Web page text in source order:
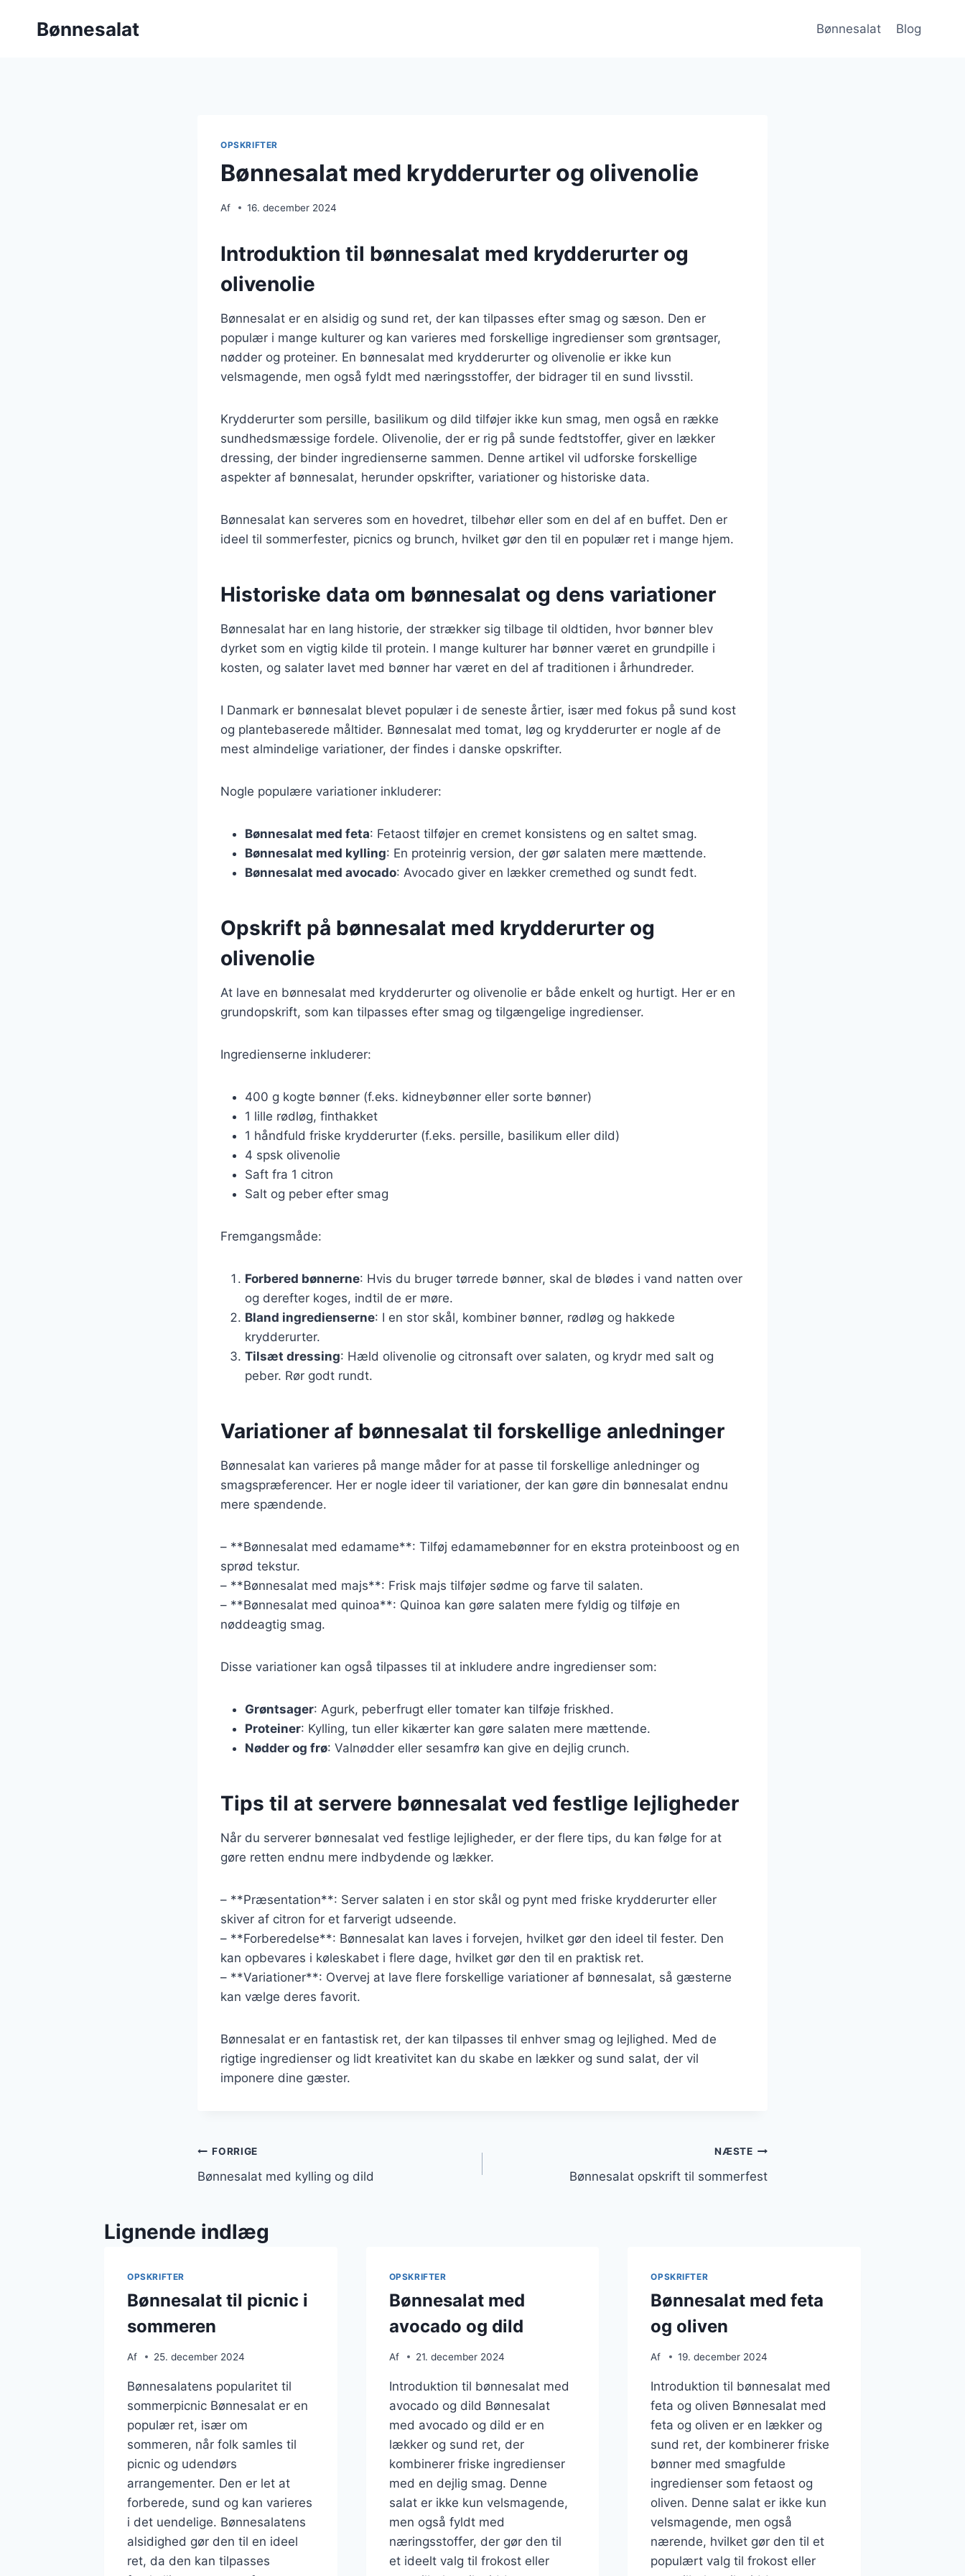
Bønnesalat Bønnesalat Blog
OPSKRIFTER
Bønnesalat med krydderurter og olivenolie
Af 16. december 2024
Introduktion til bønnesalat med krydderurter og
olivenolie
Bønnesalat er en alsidig og sund ret, der kan tilpasses efter smag og sæson. Den er
populær i mange kulturer og kan varieres med forskellige ingredienser som grøntsager,
nødder og proteiner. En bønnesalat med krydderurter og olivenolie er ikke kun
velsmagende, men også fyldt med næringsstoffer, der bidrager til en sund livsstil.
Krydderurter som persille, basilikum og dild tilføjer ikke kun smag, men også en række
sundhedsmæssige fordele. Olivenolie, der er rig på sunde fedtstoffer, giver en lækker
dressing, der binder ingredienserne sammen. Denne artikel vil udforske forskellige
aspekter af bønnesalat, herunder opskrifter, variationer og historiske data.
Bønnesalat kan serveres som en hovedret, tilbehør eller som en del af en buffet. Den er
ideel til sommerfester, picnics og brunch, hvilket gør den til en populær ret i mange hjem.
Historiske data om bønnesalat og dens variationer
Bønnesalat har en lang historie, der strækker sig tilbage til oldtiden, hvor bønner blev
dyrket som en vigtig kilde til protein. I mange kulturer har bønner været en grundpille i
kosten, og salater lavet med bønner har været en del af traditionen i århundreder.
I Danmark er bønnesalat blevet populær i de seneste årtier, især med fokus på sund kost
og plantebaserede måltider. Bønnesalat med tomat, løg og krydderurter er nogle af de
mest almindelige variationer, der findes i danske opskrifter.
Nogle populære variationer inkluderer:
Bønnesalat med feta: Fetaost tilføjer en cremet konsistens og en saltet smag.
Bønnesalat med kylling: En proteinrig version, der gør salaten mere mættende.
Bønnesalat med avocado: Avocado giver en lækker cremethed og sundt fedt.
Opskrift på bønnesalat med krydderurter og
olivenolie
At lave en bønnesalat med krydderurter og olivenolie er både enkelt og hurtigt. Her er en
grundopskrift, som kan tilpasses efter smag og tilgængelige ingredienser.
Ingredienserne inkluderer:
400 g kogte bønner (f.eks. kidneybønner eller sorte bønner)
1 lille rødløg, finthakket
1 håndfuld friske krydderurter (f.eks. persille, basilikum eller dild)
4 spsk olivenolie
Saft fra 1 citron
Salt og peber efter smag
Fremgangsmåde:
Forbered bønnerne: Hvis du bruger tørrede bønner, skal de blødes i vand natten over
og derefter koges, indtil de er møre.
Bland ingredienserne: I en stor skål, kombiner bønner, rødløg og hakkede
krydderurter.
Tilsæt dressing: Hæld olivenolie og citronsaft over salaten, og krydr med salt og
peber. Rør godt rundt.
Variationer af bønnesalat til forskellige anledninger
Bønnesalat kan varieres på mange måder for at passe til forskellige anledninger og
smagspræferencer. Her er nogle ideer til variationer, der kan gøre din bønnesalat endnu
mere spændende.
– **Bønnesalat med edamame**: Tilføj edamamebønner for en ekstra proteinboost og en
sprød tekstur.
– **Bønnesalat med majs**: Frisk majs tilføjer sødme og farve til salaten.
– **Bønnesalat med quinoa**: Quinoa kan gøre salaten mere fyldig og tilføje en
nøddeagtig smag.
Disse variationer kan også tilpasses til at inkludere andre ingredienser som:
Grøntsager: Agurk, peberfrugt eller tomater kan tilføje friskhed.
Proteiner: Kylling, tun eller kikærter kan gøre salaten mere mættende.
Nødder og frø: Valnødder eller sesamfrø kan give en dejlig crunch.
Tips til at servere bønnesalat ved festlige lejligheder
Når du serverer bønnesalat ved festlige lejligheder, er der flere tips, du kan følge for at
gøre retten endnu mere indbydende og lækker.
– **Præsentation**: Server salaten i en stor skål og pynt med friske krydderurter eller
skiver af citron for et farverigt udseende.
– **Forberedelse**: Bønnesalat kan laves i forvejen, hvilket gør den ideel til fester. Den
kan opbevares i køleskabet i flere dage, hvilket gør den til en praktisk ret.
– **Variationer**: Overvej at lave flere forskellige variationer af bønnesalat, så gæsterne
kan vælge deres favorit.
Bønnesalat er en fantastisk ret, der kan tilpasses til enhver smag og lejlighed. Med de
rigtige ingredienser og lidt kreativitet kan du skabe en lækker og sund salat, der vil
imponere dine gæster.
Indlægsnavigation
FORRIGE
Bønnesalat med kylling og dild
NÆSTE
Bønnesalat opskrift til sommerfest
Lignende indlæg
OPSKRIFTER
Bønnesalat til picnic i
sommeren
Af 25. december 2024
Bønnesalatens popularitet til
sommerpicnic Bønnesalat er en
populær ret, især om
sommeren, når folk samles til
picnic og udendørs
arrangementer. Den er let at
forberede, sund og kan varieres
i det uendelige. Bønnesalatens
alsidighed gør den til en ideel
ret, da den kan tilpasses
OPSKRIFTER
Bønnesalat med
avocado og dild
Af 21. december 2024
Introduktion til bønnesalat med
avocado og dild Bønnesalat
med avocado og dild er en
lækker og sund ret, der
kombinerer friske ingredienser
med en dejlig smag. Denne
salat er ikke kun velsmagende,
men også fyldt med
næringsstoffer, der gør den til
et ideelt valg til frokost eller
OPSKRIFTER
Bønnesalat med feta
og oliven
Af 19. december 2024
Introduktion til bønnesalat med
feta og oliven Bønnesalat med
feta og oliven er en lækker og
sund ret, der kombinerer friske
bønner med smagfulde
ingredienser som fetaost og
oliven. Denne salat er ikke kun
velsmagende, men også
nærende, hvilket gør den til et
populært valg til frokost eller